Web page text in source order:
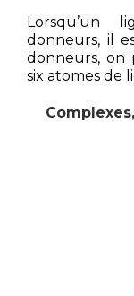
Lorsqu’un
donneurs, il
donneurs,
six atomes de